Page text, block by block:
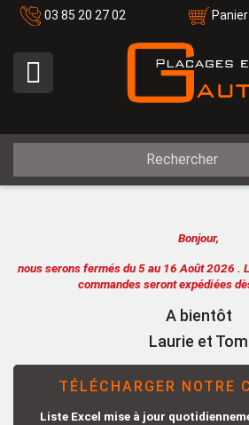
03 85 20 27 02 Panier

Bonjour,
nous serons fermés du 5 au 16 Août 2026 .
commandes seront expédiées
A bientôt
Laurie et Tom
TÉLÉCHARGER NOTRE
Liste Excel mise à jour